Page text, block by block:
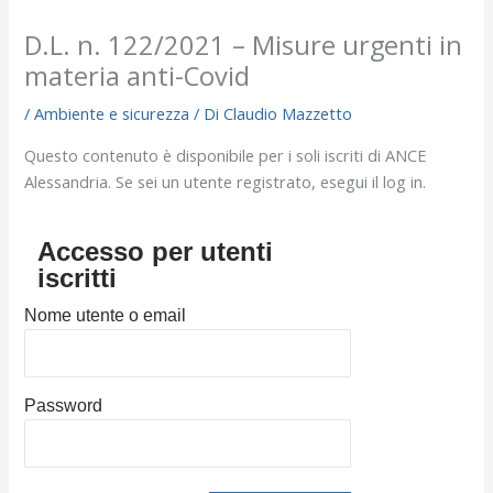
D.L. n. 122/2021 – Misure urgenti in
materia anti-Covid
/Ambiente e sicurezza / DiClaudio Mazzetto
Questo contenuto è disponibile per i soli iscriti di ANCE
Alessandria. Se sei un utente registrato, esegui il log in.
Accesso per utenti
iscritti
Nome utente o email
Password